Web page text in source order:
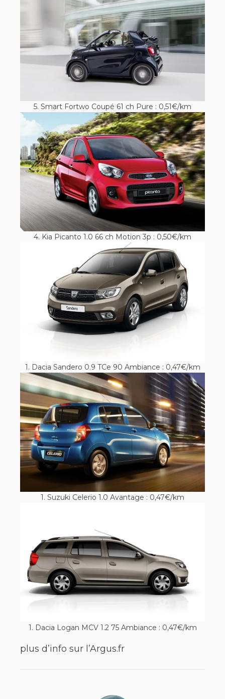
5. Smart Fortwo Coupé 61 ch Pure : 0,51€/km
4. Kia Picanto 1.0 66 ch Motion 3p : 0,50€/km
1. Dacia Sandero 0.9 TCe 90 Ambiance : 0,47€/km
1. Suzuki Celerio 1.0 Avantage : 0,47€/km
1. Dacia Logan MCV 1.2 75 Ambiance : 0,47€/km
plus d’info sur l’Argus.fr